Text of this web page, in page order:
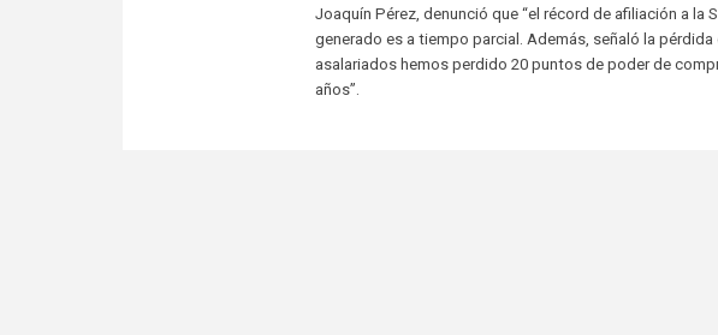
Joaquín Pérez, denunció que “el récord de afiliación a la
generado es a tiempo parcial. Además, señaló la
asalariados hemos perdido 20 puntos de poder de
años”.